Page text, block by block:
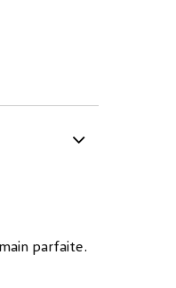
parfaite.